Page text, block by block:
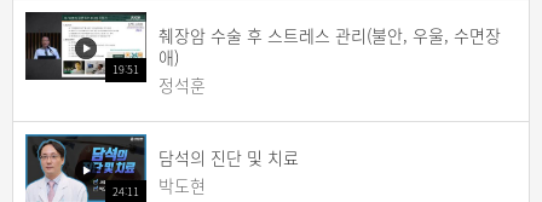
19:51
췌장암 수술 후 스트레스 관리(불안, 우울, 수면장
애)
정석훈
24:11
담석의 진단 및 치료
박도현